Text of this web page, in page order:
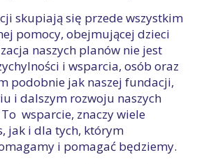
skupiają się przede wszystkim
pomocy, obejmującej dzieci
naszych planów nie jest
i wsparcia, osób oraz
podobnie jak naszej fundacji,
i dalszym rozwoju naszych
wsparcie, znaczy wiele
jak i dla tych, którym
i pomagać będziemy.